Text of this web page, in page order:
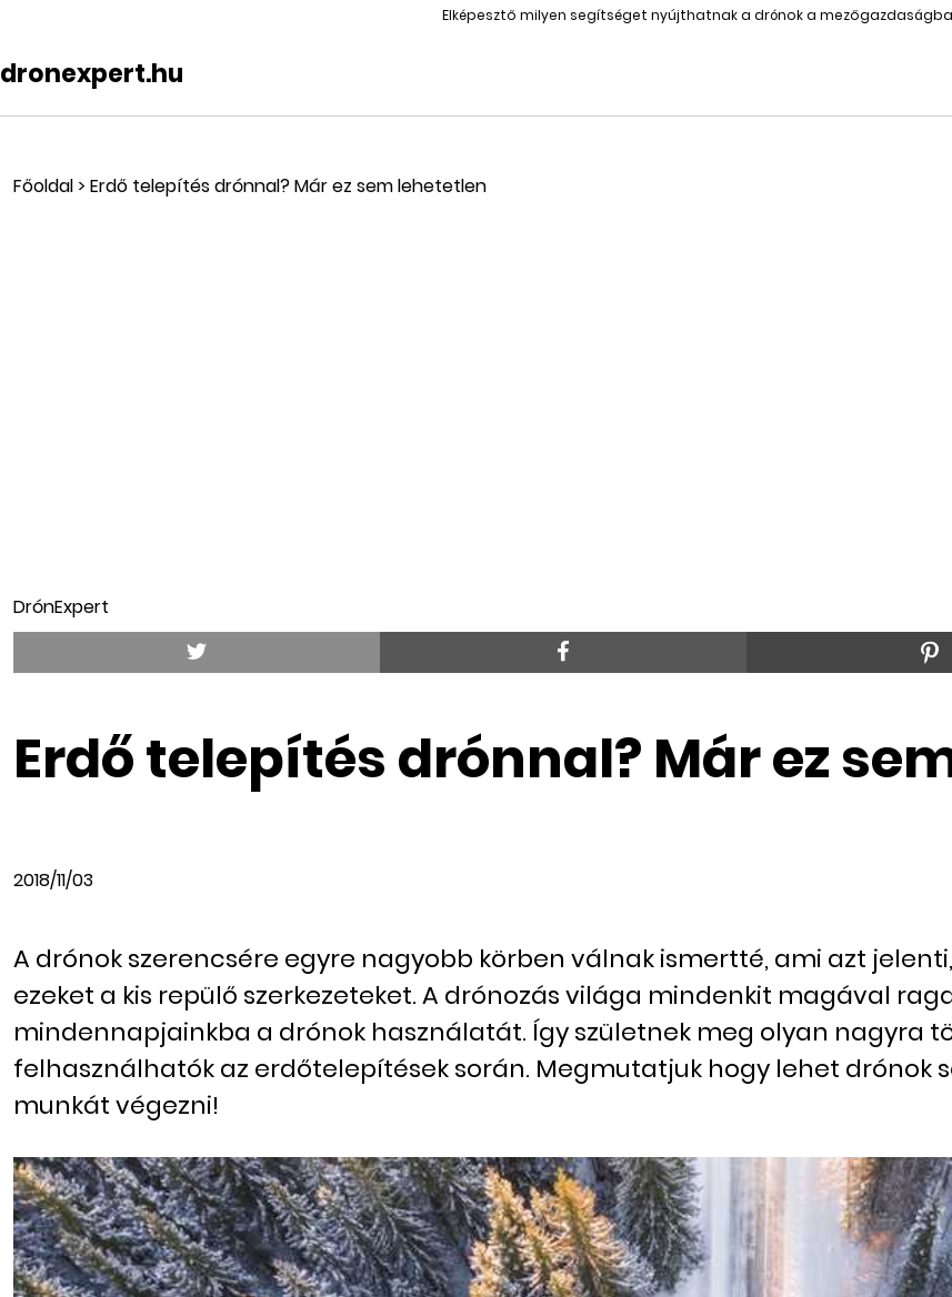
Elképesztő milyen segítséget nyújthatnak a drónok a
dronexpert.hu
Főoldal> Erdő telepítés drónnal? Már ez sem lehetetlen
DrónExpert
Erdő telepítés drónnal? Már ez
2018/11/03
A drónok szerencsére egyre nagyobb körben válnak ismertté, ami azt
ezeket a kis repülő szerkezeteket. A drónozás világa mindenkit magával
mindennapjainkba a drónok használatát. Így születnek meg olyan nagyra
felhasználhatók az erdőtelepítések során. Megmutatjuk hogy lehet drónok
munkát végezni!